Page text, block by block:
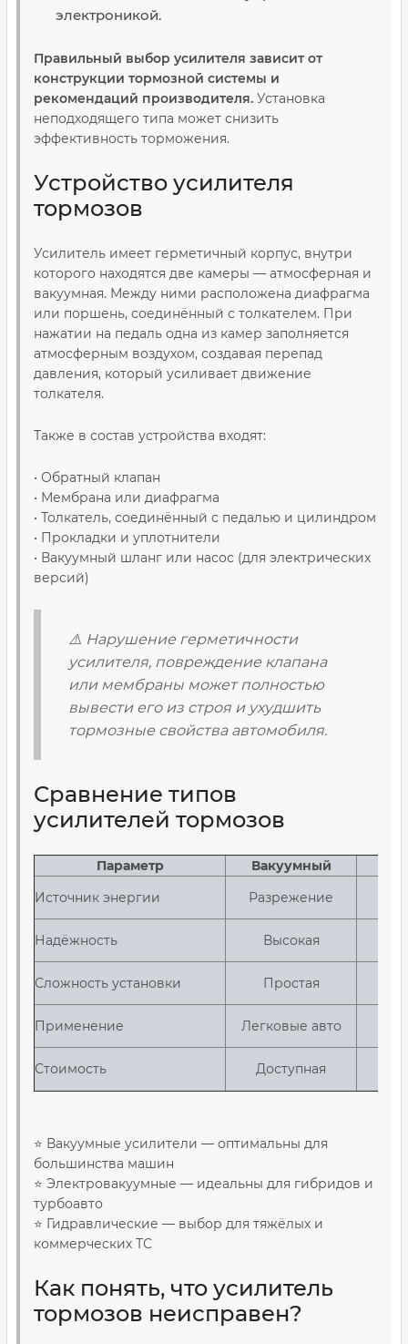
электроникой.
Правильный выбор усилителя зависит от
конструкции тормозной системы и
рекомендаций производителя. Установка
неподходящего типа может снизить
эффективность торможения.
Устройство усилителя
тормозов
Усилитель имеет герметичный корпус, внутри
которого находятся две камеры — атмосферная и
вакуумная. Между ними расположена диафрагма
или поршень, соединённый с толкателем. При
нажатии на педаль одна из камер заполняется
атмосферным воздухом, создавая перепад
давления, который усиливает движение
толкателя.
Также в состав устройства входят:
• Обратный клапан
• Мембрана или диафрагма
• Толкатель, соединённый с педалью и цилиндром
• Прокладки и уплотнители
• Вакуумный шланг или насос (для электрических
версий)
⚠️ Нарушение герметичности
усилителя, повреждение клапана
или мембраны может полностью
вывести его из строя и ухудшить
тормозные свойства автомобиля.
Сравнение типов
усилителей тормозов
Параметр
Вакуумный
Источник энергии
Разрежение
Надёжность Высокая
Сложность установки Простая
Применение Легковые авто
Стоимость Доступная
⭐ Вакуумные усилители — оптимальны для
большинства машин
⭐ Электровакуумные — идеальны для гибридов и
турбоавто
⭐ Гидравлические — выбор для тяжёлых и
коммерческих ТС
Как понять, что усилитель
тормозов неисправен?